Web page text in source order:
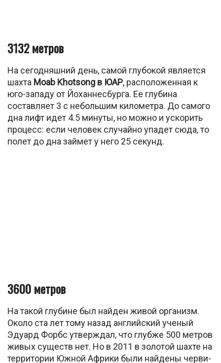
3132 метров
На сегодняшний день, самой глубокой является
шахта Moab Khotsong в ЮАР, расположенная к
юго-западу от Йоханнесбурга. Ее глубина
составляет 3 с небольшим километра. До самого
дна лифт идет 4.5 минуты, но можно и ускорить
процесс: если человек случайно упадет сюда, то
полет до дна займет у него 25 секунд.
3600 метров
На такой глубине был найден живой организм.
Около ста лет тому назад английский ученый
Эдуард Форбс утверждал, что глубже 500 метров
живых существ нет. Но в 2011 в золотой шахте на
территории Южной Африки были найдены черви-